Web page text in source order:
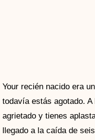
Your recién nacido era
todavía estás agotado.
agrietado y tienes
llegado a la caída de seis